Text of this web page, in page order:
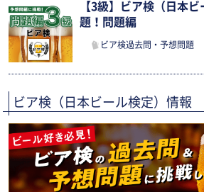
【3級】ビア検（日本
題！問題編
ビア検過去問・予想問題
ビア検（日本ビール検定）情報